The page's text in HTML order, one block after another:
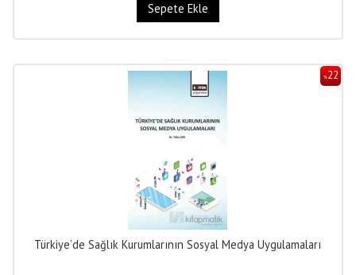
Sepete Ekle
%22
Türkiye’de Sağlık Kurumlarının Sosyal Medya Uygulamaları